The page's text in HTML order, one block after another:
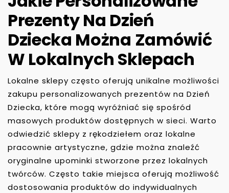
Prezenty Na Dzień
Dziecka Można Zamówić
W Lokalnych Sklepach
Lokalne sklepy często oferują unikalne możliwości
zakupu personalizowanych prezentów na Dzień
Dziecka, które mogą wyróżniać się spośród
masowych produktów dostępnych w sieci. Warto
odwiedzić sklepy z rękodziełem oraz lokalne
pracownie artystyczne, gdzie można znaleźć
oryginalne upominki stworzone przez lokalnych
twórców. Często takie miejsca oferują możliwość
dostosowania produktów do indywidualnych